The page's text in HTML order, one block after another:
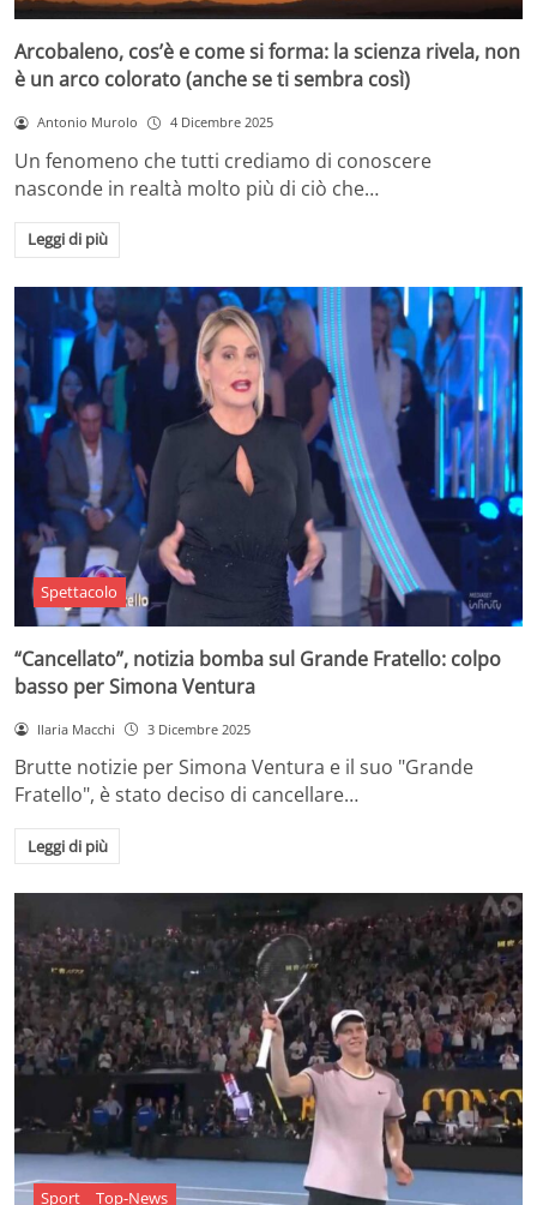
Arcobaleno, cos’è e come si forma: la scienza rivela, non
è un arco colorato (anche se ti sembra così)
Antonio Murolo 4 Dicembre 2025
Un fenomeno che tutti crediamo di conoscere
nasconde in realtà molto più di ciò che…
Leggi di più
Spettacolo
“Cancellato”, notizia bomba sul Grande Fratello: colpo
basso per Simona Ventura
Ilaria Macchi 3 Dicembre 2025
Brutte notizie per Simona Ventura e il suo "Grande
Fratello", è stato deciso di cancellare…
Leggi di più
Sport Top-News